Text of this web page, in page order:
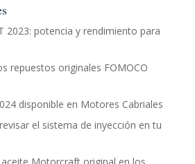
2023: potencia y rendimiento para
repuestos originales FOMOCO
disponible en Motores Cabriales
el sistema de inyección en tu
Motorcraft original en los